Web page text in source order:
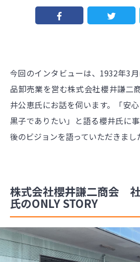
今回のインタビューは、1932年3
品卸売業を営む株式会社櫻井謙二
井公恵氏にお話を伺います。「安
黒子でありたい」と語る櫻井氏に
後のビジョンを語っていただきまし
株式会社櫻井謙二商会
氏のONLY STORY